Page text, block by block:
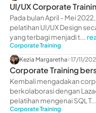
UI/UX Corporate
Pada bulan April - Mei
pelatihan UI/UX Design
yang terbagi menjadi t...
Corporate Training
Kezia Margaretha 17/11/
Corporate Training
dibimbing.id
Kembali mengadakan
berkolaborasi dengan
pelatihan mengenai SQL T...
Corporate Training